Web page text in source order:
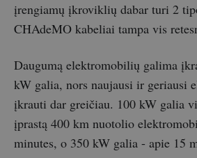
įrengiamų įkroviklių dabar turi 2
CHAdeMO kabeliai tampa vis
Daugumą elektromobilių galima
kW galia, nors naujausi ir geriausi
įkrauti dar greičiau. 100 kW galia
įprastą 400 km nuotolio
minutes, o 350 kW galia - apie 15